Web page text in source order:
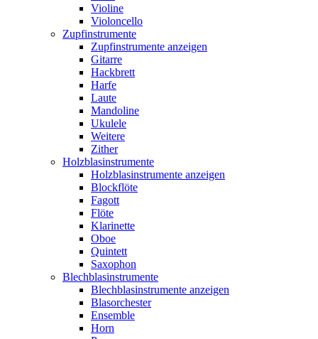
Violine
Violoncello
Zupfinstrumente
Zupfinstrumente anzeigen
Gitarre
Hackbrett
Harfe
Laute
Mandoline
Ukulele
Weitere
Zither
Holzblasinstrumente
Holzblasinstrumente anzeigen
Blockflöte
Fagott
Flöte
Klarinette
Oboe
Quintett
Saxophon
Blechblasinstrumente
Blechblasinstrumente anzeigen
Blasorchester
Ensemble
Horn